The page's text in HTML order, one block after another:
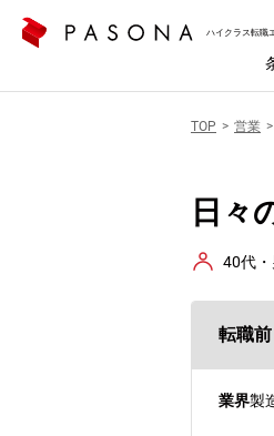
ハイクラス転職
TOP 営業
日々
40代
転職前
業界製